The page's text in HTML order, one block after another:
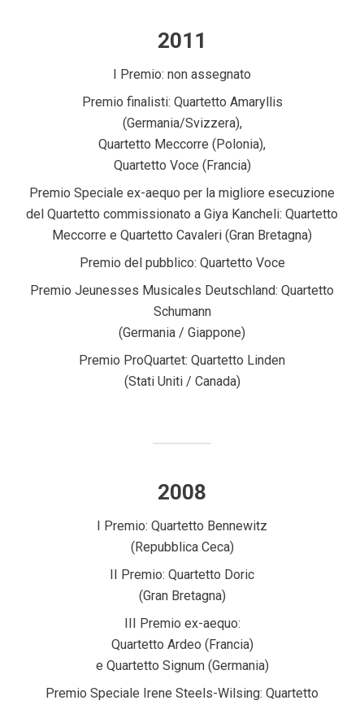
2011
I Premio: non assegnato
Premio finalisti: Quartetto Amaryllis
(Germania/Svizzera),
Quartetto Meccorre (Polonia),
Quartetto Voce (Francia)
Premio Speciale ex-aequo per la migliore esecuzione
del Quartetto commissionato a Giya Kancheli: Quartetto
Meccorre e Quartetto Cavaleri (Gran Bretagna)
Premio del pubblico: Quartetto Voce
Premio Jeunesses Musicales Deutschland: Quartetto
Schumann
(Germania / Giappone)
Premio ProQuartet: Quartetto Linden
(Stati Uniti / Canada)
2008
I Premio: Quartetto Bennewitz
(Repubblica Ceca)
II Premio: Quartetto Doric
(Gran Bretagna)
III Premio ex-aequo:
Quartetto Ardeo (Francia)
e Quartetto Signum (Germania)
Premio Speciale Irene Steels-Wilsing: Quartetto